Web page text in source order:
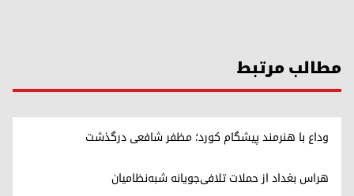
مطالب مرتبط
وداع با هنرمند پیشگام کورد؛ مظفر شافعی درگذشت
هراس بغداد از حملات تلافی‌جویانه شبه‌نظامیان